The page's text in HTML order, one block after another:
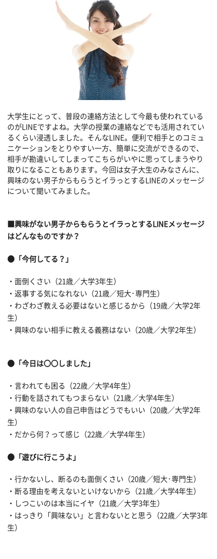
大学生にとって、普段の連絡方法として今最も使われている
のがLINEですよね。大学の授業の連絡などでも活用されてい
るくらい浸透しました。そんなLINE。便利で相手とのコミュ
ニケーションをとりやすい一方、簡単に交流ができるので、
相手が勘違いしてしまってこちらがいやに思ってしまうやり
取りになることもあります。今回は女子大生のみなさんに、
興味のない男子からもらうとイラっとするLINEのメッセージ
について聞いてみました。
■興味がない男子からもらうとイラっとするLINEメッセージ
はどんなものですか？
●「今何してる？」
・面倒くさい（21歳／大学3年生）
・返事する気になれない（21歳／短大･専門生）
・わざわざ教える必要はないと感じるから（19歳／大学2年
生）
・興味のない相手に教える義務はない（20歳／大学2年生）
●「今日は〇〇しました」
・言われても困る（22歳／大学4年生）
・行動を話されてもつまらない（21歳／大学4年生）
・興味のない人の自己申告はどうでもいい（20歳／大学2年
生）
・だから何？って感じ（22歳／大学4年生）
●「遊びに行こうよ」
・行かないし、断るのも面倒くさい（20歳／短大･専門生）
・断る理由を考えないといけないから（21歳／大学4年生）
・しつこいのは本当にイヤ（21歳／大学3年生）
・はっきり「興味ない」と言わないとと思う（22歳／大学3年
生）